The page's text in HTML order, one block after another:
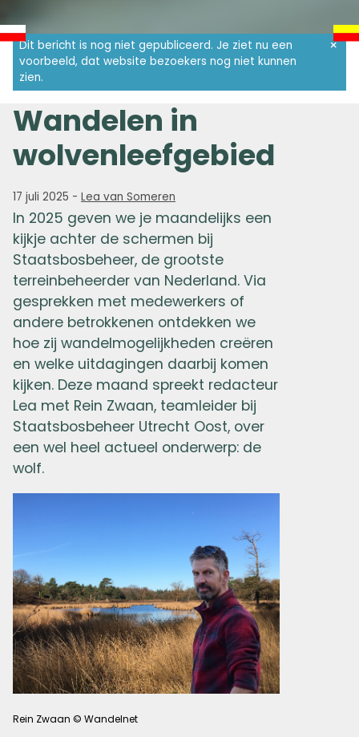
Dit bericht is nog niet gepubliceerd. Je ziet nu een
voorbeeld, dat website bezoekers nog niet kunnen
zien.
Wandelen in
wolvenleefgebied
17 juli 2025 - Lea van Someren
In 2025 geven we je maandelijks een
kijkje achter de schermen bij
Staatsbosbeheer, de grootste
terreinbeheerder van Nederland. Via
gesprekken met medewerkers of
andere betrokkenen ontdekken we
hoe zij wandelmogelijkheden creëren
en welke uitdagingen daarbij komen
kijken. Deze maand spreekt redacteur
Lea met Rein Zwaan, teamleider bij
Staatsbosbeheer Utrecht Oost, over
een wel heel actueel onderwerp: de
wolf.
Rein Zwaan © Wandelnet